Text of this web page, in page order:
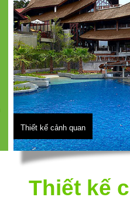
Thiết kế cảnh quan
Thiết kế